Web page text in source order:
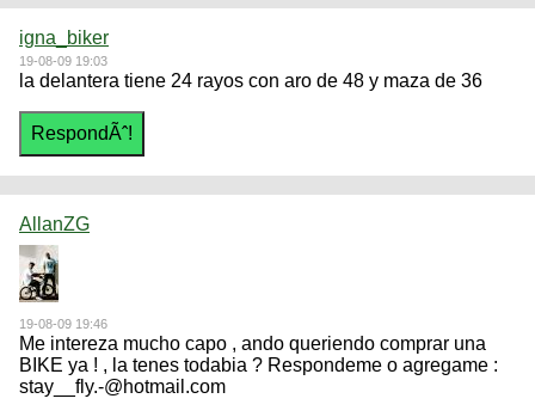
igna_biker
19-08-09 19:03
la delantera tiene 24 rayos con aro de 48 y maza de 36
AllanZG
19-08-09 19:46
Me intereza mucho capo , ando queriendo comprar una
BIKE ya ! , la tenes todabia ? Respondeme o agregame :
stay__fly.-@hotmail.com